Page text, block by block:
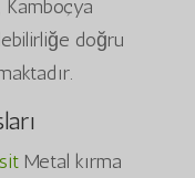
doğru
Metal kırma